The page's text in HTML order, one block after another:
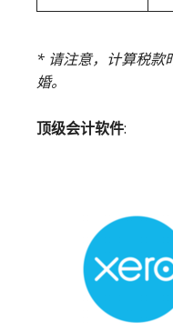
* 请注意，计算税款
婚。
顶级会计软件: